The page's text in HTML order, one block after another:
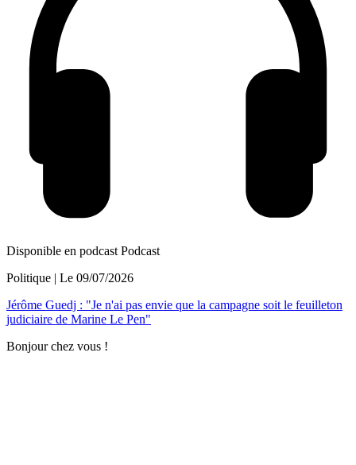
Disponible en podcast Podcast
Politique | Le 09/07/2026
Jérôme Guedj : "Je n'ai pas envie que la campagne soit le feuilleton
judiciaire de Marine Le Pen"
Bonjour chez vous !